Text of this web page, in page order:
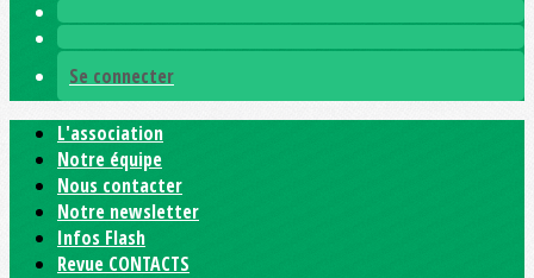
Se connecter
L'association
Notre équipe
Nous contacter
Notre newsletter
Infos Flash
Revue CONTACTS